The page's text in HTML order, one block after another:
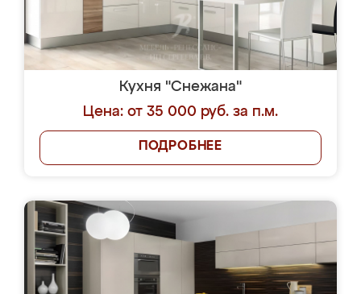
Кухня "Снежана"
Цена: от 35 000 руб. за п.м.
ПОДРОБНЕЕ